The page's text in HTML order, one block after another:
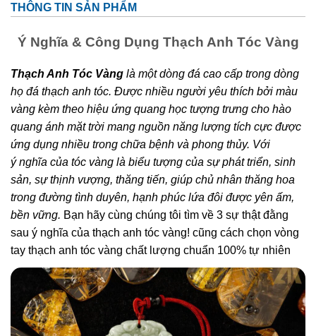
THÔNG TIN SẢN PHẨM
Ý Nghĩa & Công Dụng Thạch Anh Tóc Vàng
Thạch Anh Tóc Vàng là một dòng đá cao cấp trong dòng
họ đá thạch anh tóc. Được nhiều người yêu thích bởi màu
vàng kèm theo hiệu ứng quang học tượng trưng cho hào
quang ánh mặt trời mang nguồn năng lượng tích cực được
ứng dụng nhiều trong chữa bệnh và phong thủy. Với
ý nghĩa của tóc vàng là biểu tượng của sự phát triển, sinh
sản, sự thịnh vượng, thăng tiến, giúp chủ nhân thăng hoa
trong đường tình duyên, hạnh phúc lứa đôi được yên ấm,
bền vững. Bạn hãy cùng chúng tôi tìm về 3 sự thật đằng
sau ý nghĩa của thạch anh tóc vàng! cũng cách chọn vòng
tay thạch anh tóc vàng chất lượng chuẩn 100% tự nhiên